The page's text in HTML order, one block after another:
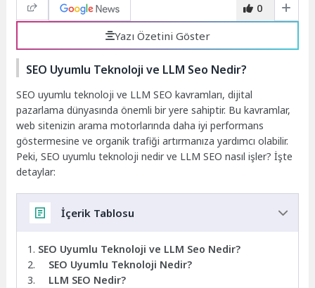
0
Yazı Özetini Göster
SEO Uyumlu Teknoloji ve LLM Seo Nedir?
SEO uyumlu teknoloji ve LLM SEO kavramları, dijital
pazarlama dünyasında önemli bir yere sahiptir. Bu kavramlar,
web sitenizin arama motorlarında daha iyi performans
göstermesine ve organik trafiği artırmanıza yardımcı olabilir.
Peki, SEO uyumlu teknoloji nedir ve LLM SEO nasıl işler? İşte
detaylar:
İçerik Tablosu
SEO Uyumlu Teknoloji ve LLM Seo Nedir?
SEO Uyumlu Teknoloji Nedir?
LLM SEO Nedir?